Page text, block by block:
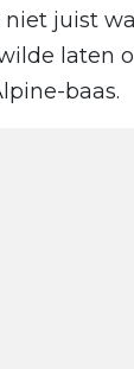
juist
laten
baas.